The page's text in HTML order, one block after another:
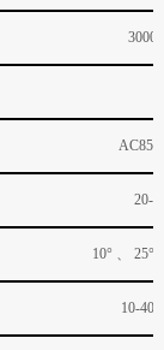
AC85-
20-
10° 、 25°
10-40